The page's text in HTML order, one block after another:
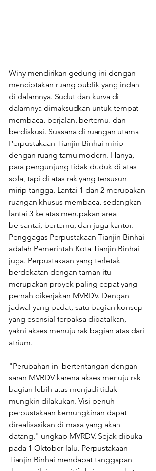
Winy mendirikan gedung ini dengan
menciptakan ruang publik yang indah
di dalamnya. Sudut dan kurva di
dalamnya dimaksudkan untuk tempat
membaca, berjalan, bertemu, dan
berdiskusi. Suasana di ruangan utama
Perpustakaan Tianjin Binhai mirip
dengan ruang tamu modern. Hanya,
para pengunjung tidak duduk di atas
sofa, tapi di atas rak yang tersusun
mirip tangga. Lantai 1 dan 2 merupakan
ruangan khusus membaca, sedangkan
lantai 3 ke atas merupakan area
bersantai, bertemu, dan juga kantor.
Penggagas Perpustakaan Tianjin Binhai
adalah Pemerintah Kota Tianjin Binhai
juga. Perpustakaan yang terletak
berdekatan dengan taman itu
merupakan proyek paling cepat yang
pernah dikerjakan MVRDV. Dengan
jadwal yang padat, satu bagian konsep
yang esensial terpaksa dibatalkan,
yakni akses menuju rak bagian atas dari
atrium.
"Perubahan ini bertentangan dengan
saran MVRDV karena akses menuju rak
bagian lebih atas menjadi tidak
mungkin dilakukan. Visi penuh
perpustakaan kemungkinan dapat
direalisasikan di masa yang akan
datang," ungkap MVRDV. Sejak dibuka
pada 1 Oktober lalu, Perpustakaan
Tianjin Binhai mendapat tanggapan